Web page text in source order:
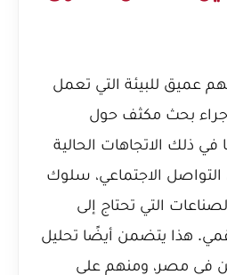
عميق للبيئة التي تعمل
بحث مكثف حول
ذلك الاتجاهات الحالية
الاجتماعي، سلوك
التي تحتاج إلى
هذا يتضمن أيضًا تحليل
في مصر، ومنهم على